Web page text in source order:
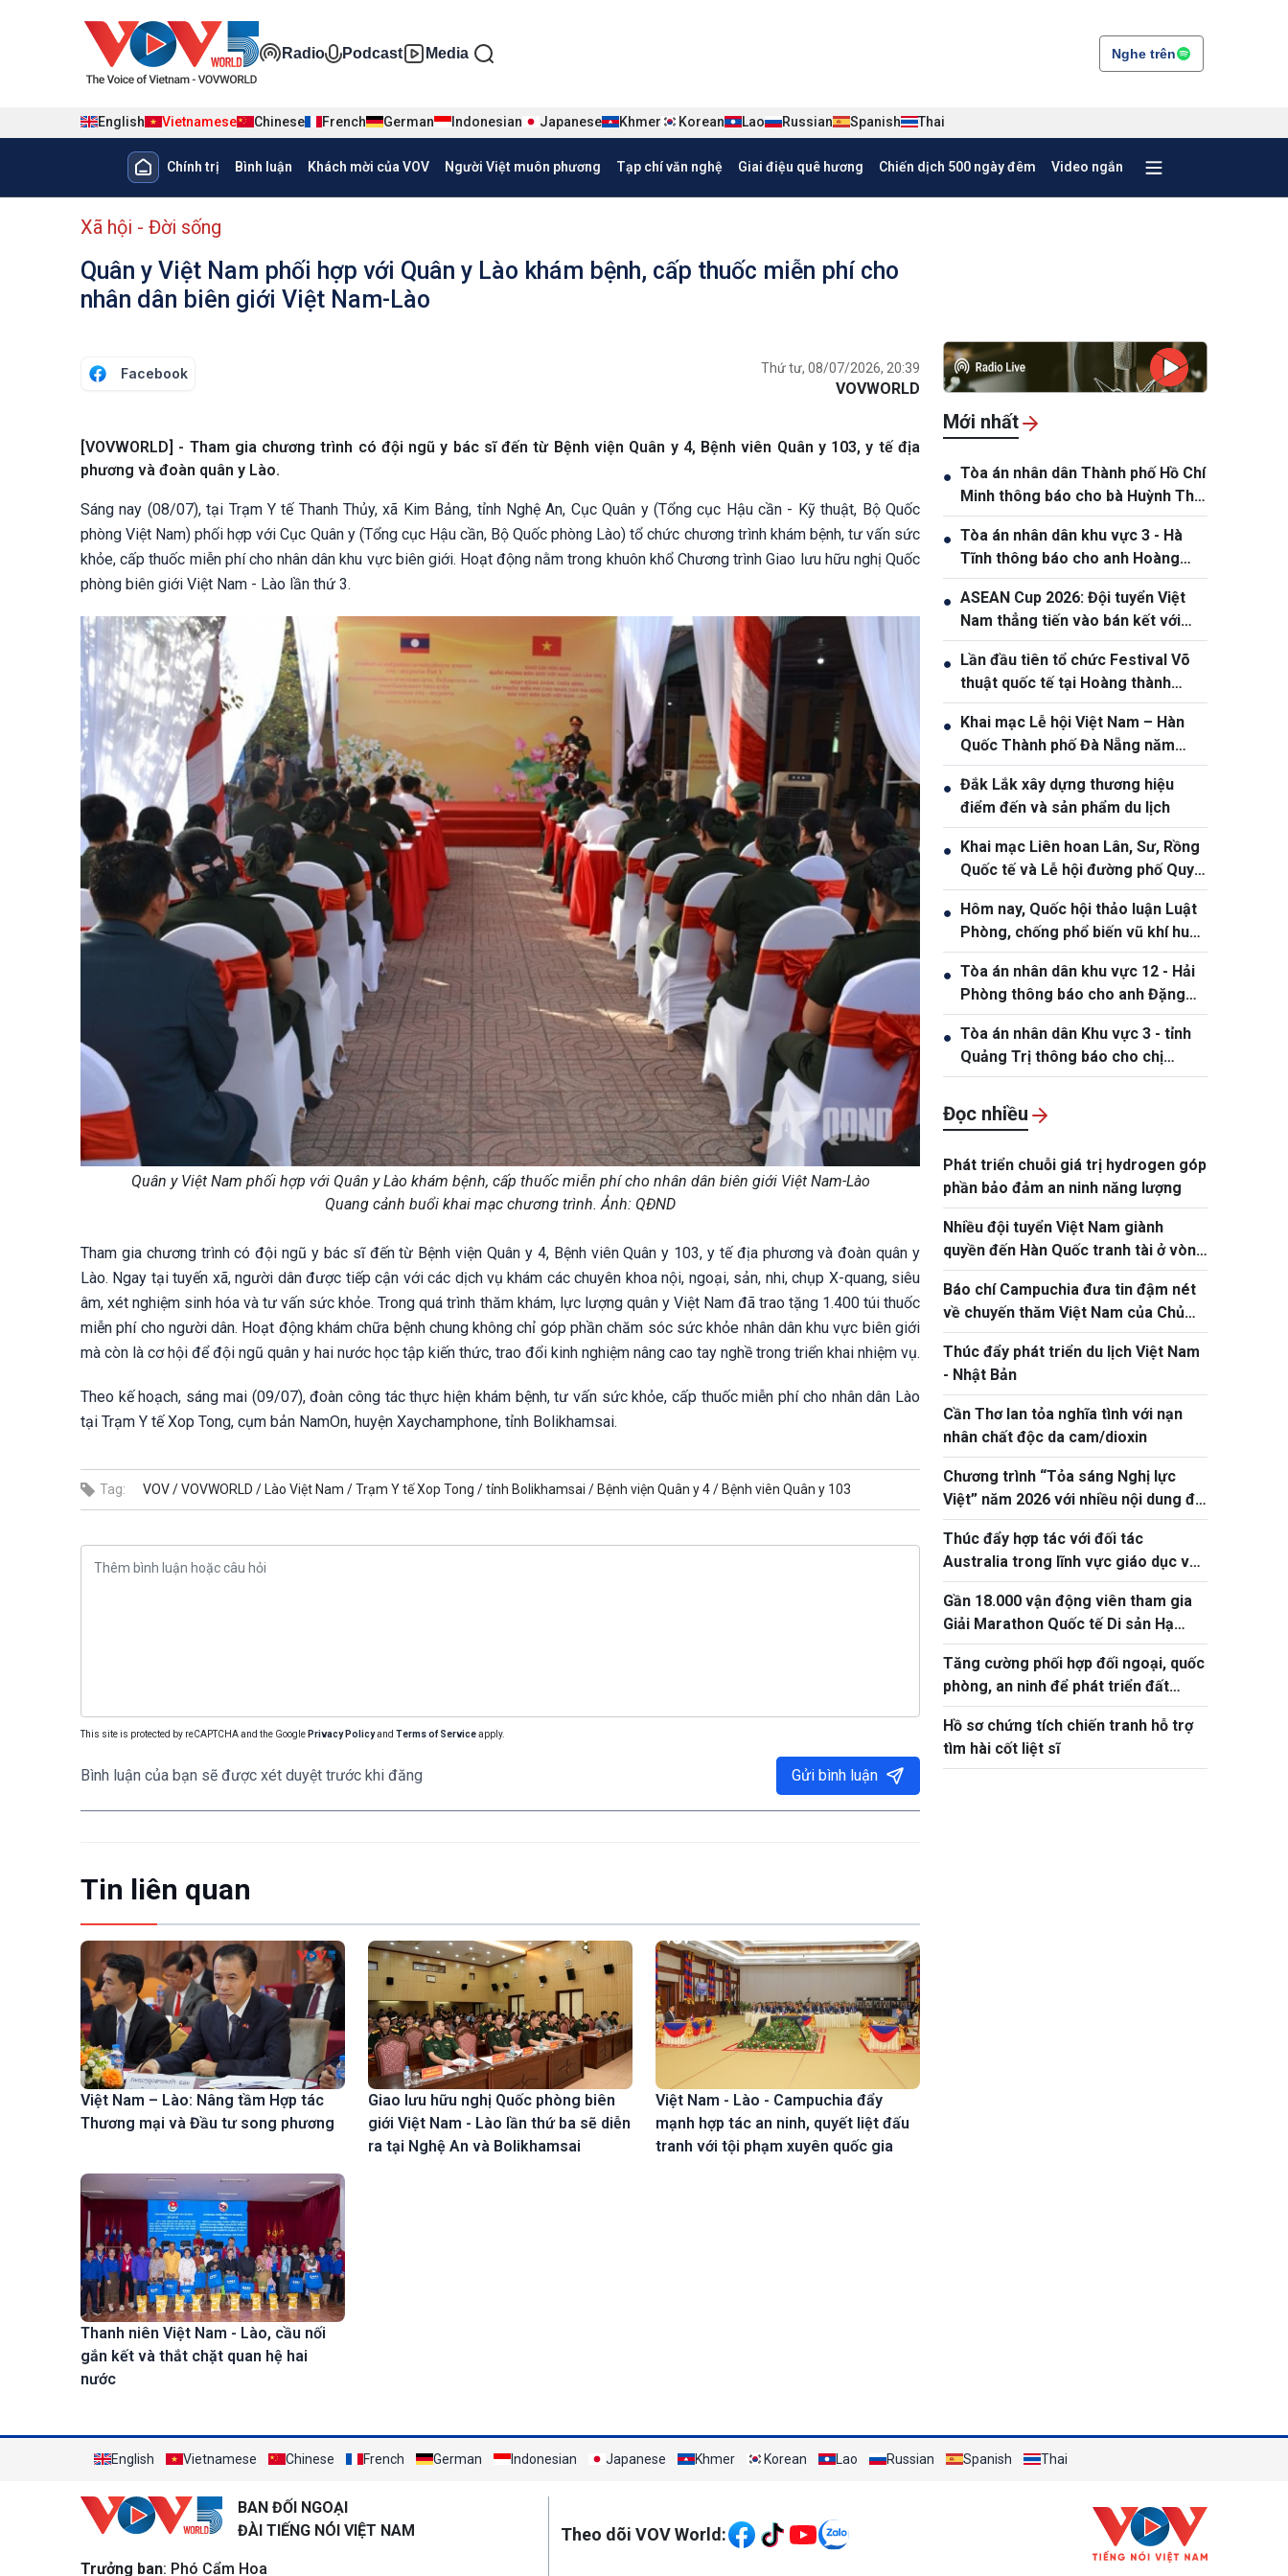
Đa phương tiện tiếng Việt
Radio Podcast Media Nghe trên
English Vietnamese Chinese French German Indonesian Japanese Khmer Korean Lao Russian Spanish Thai
Main navigation
Chính trị Bình luận Khách mời của VOV Người Việt muôn phương Tạp chí văn nghệ Giai điệu quê hương Chiến dịch 500 ngày đêm Video ngắn
menu phụ tiếng Việt
Xã hội - Đời sống
Quân y Việt Nam phối hợp với Quân y Lào khám bệnh, cấp thuốc miễn phí cho
nhân dân biên giới Việt Nam-Lào
Facebook Thứ tư, 08/07/2026, 20:39
VOVWORLD
[VOVWORLD] - Tham gia chương trình có đội ngũ y bác sĩ đến từ Bệnh viện Quân y 4, Bệnh viên Quân y 103, y tế địa
phương và đoàn quân y Lào.
Sáng nay (08/07), tại Trạm Y tế Thanh Thủy, xã Kim Bảng, tỉnh Nghệ An, Cục Quân y (Tổng cục Hậu cần - Kỹ thuật, Bộ Quốc
phòng Việt Nam) phối hợp với Cục Quân y (Tổng cục Hậu cần, Bộ Quốc phòng Lào) tổ chức chương trình khám bệnh, tư vấn sức
khỏe, cấp thuốc miễn phí cho nhân dân khu vực biên giới. Hoạt động nằm trong khuôn khổ Chương trình Giao lưu hữu nghị Quốc
phòng biên giới Việt Nam - Lào lần thứ 3.
Quân y Việt Nam phối hợp với Quân y Lào khám bệnh, cấp thuốc miễn phí cho nhân dân biên giới Việt Nam-Lào
Quang cảnh buổi khai mạc chương trình. Ảnh: QĐND
Tham gia chương trình có đội ngũ y bác sĩ đến từ Bệnh viện Quân y 4, Bệnh viên Quân y 103, y tế địa phương và đoàn quân y
Lào. Ngay tại tuyến xã, người dân được tiếp cận với các dịch vụ khám các chuyên khoa nội, ngoại, sản, nhi, chụp X-quang, siêu
âm, xét nghiệm sinh hóa và tư vấn sức khỏe. Trong quá trình thăm khám, lực lượng quân y Việt Nam đã trao tặng 1.400 túi thuốc
miễn phí cho người dân. Hoạt động khám chữa bệnh chung không chỉ góp phần chăm sóc sức khỏe nhân dân khu vực biên giới
mà còn là cơ hội để đội ngũ quân y hai nước học tập kiến thức, trao đổi kinh nghiệm nâng cao tay nghề trong triển khai nhiệm vụ.
Theo kế hoạch, sáng mai (09/07), đoàn công tác thực hiện khám bệnh, tư vấn sức khỏe, cấp thuốc miễn phí cho nhân dân Lào
tại Trạm Y tế Xop Tong, cụm bản NamOn, huyện Xaychamphone, tỉnh Bolikhamsai.
Tag: VOV /VOVWORLD / Lào Việt Nam /Trạm Y tế Xop Tong /tỉnh Bolikhamsai / Bệnh viện Quân y 4 / Bệnh viên Quân y 103
This site is protected by reCAPTCHA and the Google Privacy Policyand Terms of Serviceapply.
Bình luận của bạn sẽ được xét duyệt trước khi đăng Gửi bình luận
Tin liên quan
Việt Nam – Lào: Nâng tầm Hợp tác
Thương mại và Đầu tư song phương
Giao lưu hữu nghị Quốc phòng biên
giới Việt Nam - Lào lần thứ ba sẽ diễn
ra tại Nghệ An và Bolikhamsai
Việt Nam - Lào - Campuchia đẩy
mạnh hợp tác an ninh, quyết liệt đấu
tranh với tội phạm xuyên quốc gia
Thanh niên Việt Nam - Lào, cầu nối
gắn kết và thắt chặt quan hệ hai
nước
Mới nhất
● Tòa án nhân dân Thành phố Hồ Chí
Minh thông báo cho bà Huỳnh Thị
Nương và bà Huỳnh Thị Lý.
● Tòa án nhân dân khu vực 3 - Hà
Tĩnh thông báo cho anh Hoàng
Phan Anh, sinh năm 1980
● ASEAN Cup 2026: Đội tuyển Việt
Nam thẳng tiến vào bán kết với
thành tích nhất bảng
● Lần đầu tiên tổ chức Festival Võ
thuật quốc tế tại Hoàng thành
Thăng Long
● Khai mạc Lễ hội Việt Nam – Hàn
Quốc Thành phố Đà Nẵng năm
2026
● Đắk Lắk xây dựng thương hiệu
điểm đến và sản phẩm du lịch
● Khai mạc Liên hoan Lân, Sư, Rồng
Quốc tế và Lễ hội đường phố Quy
Nhơn – Gia Lai 2026
● Hôm nay, Quốc hội thảo luận Luật
Phòng, chống phổ biến vũ khí huỷ
diệt hàng loạt
● Tòa án nhân dân khu vực 12 - Hải
Phòng thông báo cho anh Đặng
Hồng Tiệp, sinh ngày 20/5/1989
● Tòa án nhân dân Khu vực 3 - tỉnh
Quảng Trị thông báo cho chị
Phạm Thị Giang, sinh ngày
19/10/1991
Đọc nhiều
Phát triển chuỗi giá trị hydrogen góp
phần bảo đảm an ninh năng lượng
Nhiều đội tuyển Việt Nam giành
quyền đến Hàn Quốc tranh tài ở vòng
chung kết NYPC 2026
Báo chí Campuchia đưa tin đậm nét
về chuyến thăm Việt Nam của Chủ
tịch Quốc hội Khuon Sudary
Thúc đẩy phát triển du lịch Việt Nam
- Nhật Bản
Cần Thơ lan tỏa nghĩa tình với nạn
nhân chất độc da cam/dioxin
Chương trình “Tỏa sáng Nghị lực
Việt” năm 2026 với nhiều nội dung đổi
mới, thiết thực
Thúc đẩy hợp tác với đối tác
Australia trong lĩnh vực giáo dục và
ứng phó biến đổi khí hậu
Gần 18.000 vận động viên tham gia
Giải Marathon Quốc tế Di sản Hạ
Long 2026
Tăng cường phối hợp đối ngoại, quốc
phòng, an ninh để phát triển đất
nước
Hồ sơ chứng tích chiến tranh hỗ trợ
tìm hài cốt liệt sĩ
English Vietnamese Chinese French German Indonesian Japanese Khmer Korean Lao Russian Spanish Thai
BAN ĐỐI NGOẠI
ĐÀI TIẾNG NÓI VIỆT NAM
Trưởng ban: Phó Cẩm Hoa
Theo dõi VOV World: